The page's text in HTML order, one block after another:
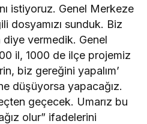
istiyoruz. Genel Merkeze
dosyamızı sunduk. Biz
diye vermedik. Genel
il, 1000 de ilçe projemiz
biz gereğini yapalım’
düşüyorsa yapacağız.
geçecek. Umarız bu
olur” ifadelerini